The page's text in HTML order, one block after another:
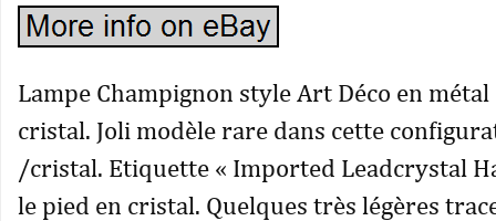
Lampe Champignon style Art Déco en
cristal. Joli modèle rare dans cette
/cristal. Etiquette « Imported Leadcrystal
le pied en cristal. Quelques très légères